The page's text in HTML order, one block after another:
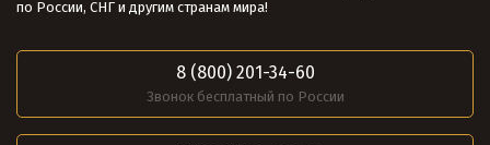
по России, СНГ и другим странам мира!
8 (800) 201-34-60
Звонок бесплатный по России